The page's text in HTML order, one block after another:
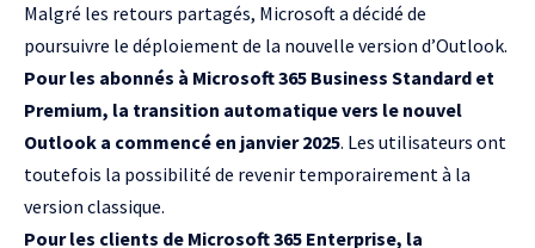
Malgré les retours partagés, Microsoft a décidé de
poursuivre le déploiement de la nouvelle version d’Outlook.
Pour les abonnés à Microsoft 365 Business Standard et
Premium, la transition automatique vers le nouvel
Outlook a commencé en janvier 2025. Les utilisateurs ont
toutefois la possibilité de revenir temporairement à la
version classique.
Pour les clients de Microsoft 365 Enterprise, la